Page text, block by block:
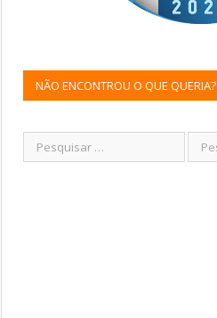
NÃO ENCONTROU O QUE QUERIA?